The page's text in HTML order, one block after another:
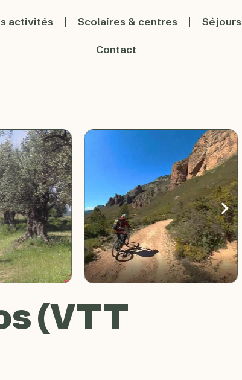
activités Scolaires & centres Séjours
Contact
(VTT